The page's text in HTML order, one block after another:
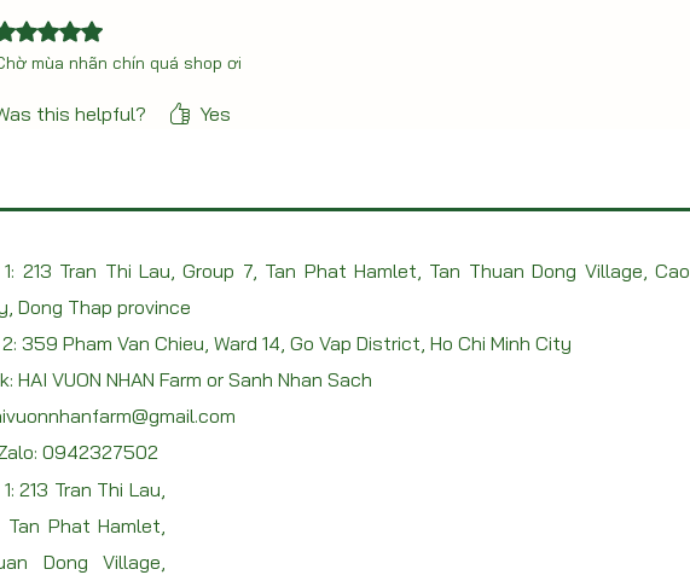
5 out of 5 stars.
mùa nhãn chín quá shop ơi
this helpful? Yes
213 Tran Thi Lau, Group 7, Tan Phat Hamlet, Tan Thuan Dong Village, Cao
Dong Thap province
359 Pham Van Chieu, Ward 14, Go Vap District, Ho Chi Minh City
HAI VUON NHAN Farm or Sanh Nhan Sach
0942327502
213 Tran Thi Lau,
Tan Phat Hamlet,
Dong Village,